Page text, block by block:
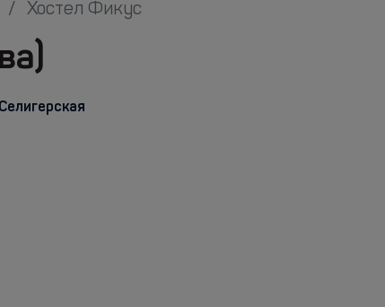
Хостел Фикус
Селигерская